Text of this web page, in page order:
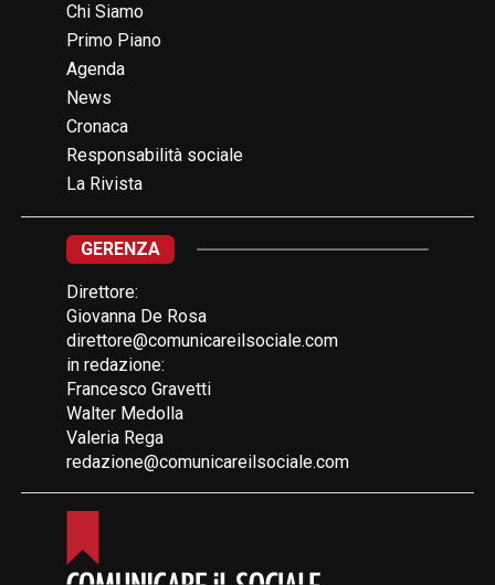
Chi Siamo
Primo Piano
Agenda
News
Cronaca
Responsabilità sociale
La Rivista
GERENZA
Direttore:
Giovanna De Rosa
direttore@comunicareilsociale.com
in redazione:
Francesco Gravetti
Walter Medolla
Valeria Rega
redazione@comunicareilsociale.com